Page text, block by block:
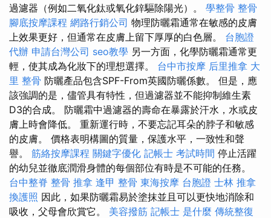
過濾器（例如二氧化鈦或氧化鋅驅除陽光）。 學整骨 整骨
腳底按摩課程 網路行銷公司 物理防曬霜通常在敏感的皮膚
上效果更好，但通常在皮膚上留下厚厚的白色層。 台胞證
代辦 申請台灣公司 seo教學 另一方面，化學防曬霜通常更
輕，使其成為化妝下的理想選擇。 台中市按摩 后里推拿 大
里 整骨 防曬產品包含SPF-From英國防曬係數。 但是，應
該強調的是，儘管具有特性，但過濾器並不能抑制維生素
D3的合成。 防曬霜中過濾器的壽命在暴露於汗水，水或皮
膚上時會降低。 重新運行時，不要忘記耳朵的脖子和敏感
的皮膚。 價格表明構圖的質量，保護水平，一致性和聲
譽。 筋絡按摩課程 關鍵字優化 記帳士 考試時間 停止活躍
的幼兒並徹底潤滑身體的每個部位有時是不可能的任務。
台中整脊 整骨 推拿 逢甲 整骨 東海按摩 台胞證 士林 推拿
換護照 因此，如果防曬霜易於塗抹並且可以更快地消除和
吸收，父母會欣賞它。 美容撥筋 記帳士 是什麼 傳統整復